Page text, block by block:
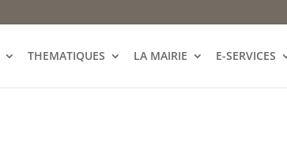
THEMATIQUES LA MAIRIE E-SERVICES